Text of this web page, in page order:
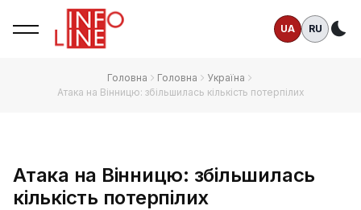
UA RU
Головна Головна
Україна
Атака на Вінницю: збільшилась кількість потерпілих
Атака на Вінницю: збільшилась
кількість потерпілих